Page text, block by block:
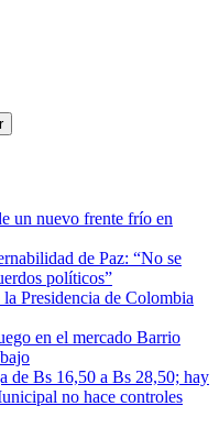
un nuevo frente frío en
de Paz: “No se
políticos”
Presidencia de Colombia
en el mercado Barrio
de Bs 16,50 a Bs 28,50; hay
no hace controles